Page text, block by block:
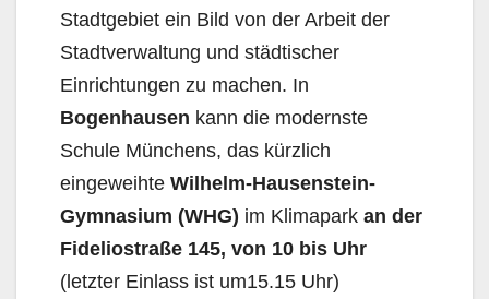
Stadtgebiet ein Bild von der Arbeit der
Stadtverwaltung und städtischer
Einrichtungen zu machen. In
Bogenhausen kann die modernste
Schule Münchens, das kürzlich
eingeweihte Wilhelm-Hausenstein-
Gymnasium (WHG) im Klimapark an der
Fideliostraße 145, von 10 bis Uhr
(letzter Einlass ist um15.15 Uhr)